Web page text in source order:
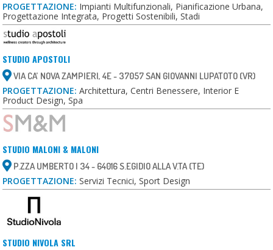
PROGETTAZIONE: Impianti Multifunzionali, Pianificazione Urbana,
Progettazione Integrata, Progetti Sostenibili, Stadi
STUDIO APOSTOLI
VIA CA’ NOVA ZAMPIERI, 4E - 37057 SAN GIOVANNI LUPATOTO (VR)
PROGETTAZIONE: Architettura, Centri Benessere, Interior E
Product Design, Spa
STUDIO MALONI & MALONI
P.ZZA UMBERTO I 34 - 64016 S.EGIDIO ALLA V.TA (TE)
PROGETTAZIONE: Servizi Tecnici, Sport Design
STUDIO NIVOLA SRL